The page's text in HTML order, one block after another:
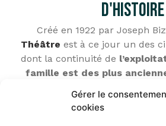
Gérer le
cookies
d'histoire
Créé en 1922 par Joseph
Théâtre est à ce jour un des
dont la continuité de
famille est des plus
transforme en théâtre